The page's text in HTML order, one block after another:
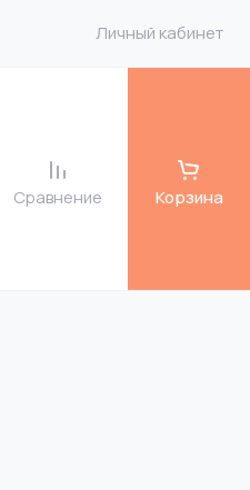
Личный кабинет
Сравнение Корзина